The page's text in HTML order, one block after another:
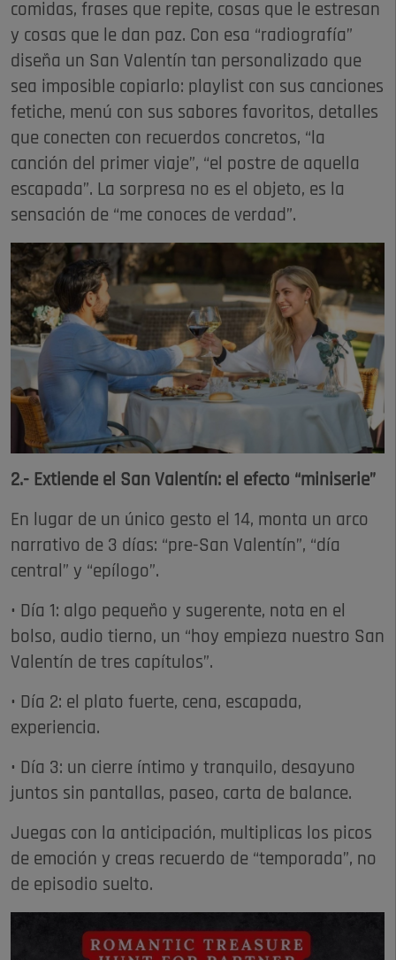
comidas, frases que repite, cosas que le estresan
y cosas que le dan paz. Con esa “radiografía”
diseña un San Valentín tan personalizado que
sea imposible copiarlo: playlist con sus canciones
fetiche, menú con sus sabores favoritos, detalles
que conecten con recuerdos concretos, “la
canción del primer viaje”, “el postre de aquella
escapada”. La sorpresa no es el objeto, es la
sensación de “me conoces de verdad”.
2.- Extiende el San Valentín: el efecto “miniserie”
En lugar de un único gesto el 14, monta un arco
narrativo de 3 días: “pre-San Valentín”, “día
central” y “epílogo”.
• Día 1: algo pequeño y sugerente, nota en el
bolso, audio tierno, un “hoy empieza nuestro San
Valentín de tres capítulos”.
• Día 2: el plato fuerte, cena, escapada,
experiencia.
• Día 3: un cierre íntimo y tranquilo, desayuno
juntos sin pantallas, paseo, carta de balance.
Juegas con la anticipación, multiplicas los picos
de emoción y creas recuerdo de “temporada”, no
de episodio suelto.​​